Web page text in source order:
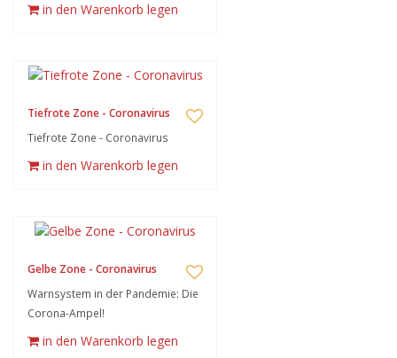
in den Warenkorb legen
Tiefrote Zone - Coronavirus
Tiefrote Zone - Coronavirus
in den Warenkorb legen
Gelbe Zone - Coronavirus
Warnsystem in der Pandemie: Die
Corona-Ampel!
in den Warenkorb legen